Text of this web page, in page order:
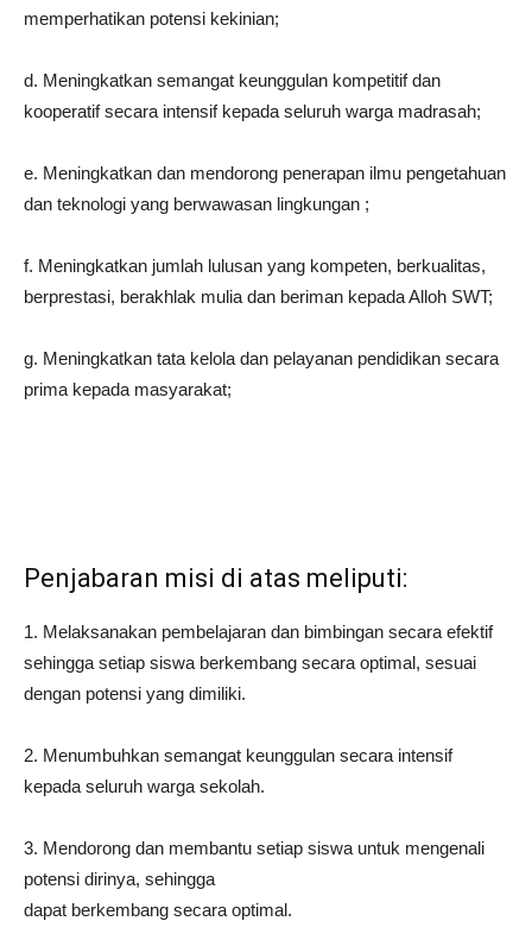
memperhatikan potensi kekinian;
d. Meningkatkan semangat keunggulan kompetitif dan
kooperatif secara intensif kepada seluruh warga madrasah;
e. Meningkatkan dan mendorong penerapan ilmu pengetahuan
dan teknologi yang berwawasan lingkungan ;
f. Meningkatkan jumlah lulusan yang kompeten, berkualitas,
berprestasi, berakhlak mulia dan beriman kepada Alloh SWT;
g. Meningkatkan tata kelola dan pelayanan pendidikan secara
prima kepada masyarakat;
Penjabaran misi di atas meliputi:
1. Melaksanakan pembelajaran dan bimbingan secara efektif
sehingga setiap siswa berkembang secara optimal, sesuai
dengan potensi yang dimiliki.
2. Menumbuhkan semangat keunggulan secara intensif
kepada seluruh warga sekolah.
3. Mendorong dan membantu setiap siswa untuk mengenali
potensi dirinya, sehingga
dapat berkembang secara optimal.